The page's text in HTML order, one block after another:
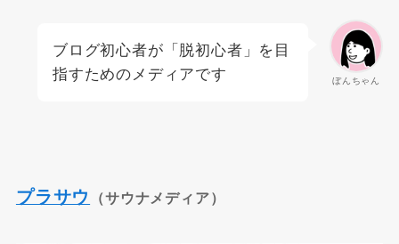
ぼんちゃん
ブログ初心者が「脱初心者」を目
指すためのメディアです
プラサウ （サウナメディア）